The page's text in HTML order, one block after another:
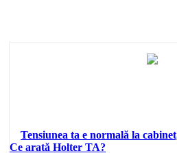
Tensiunea ta e normală la
Ce arată Holter TA?